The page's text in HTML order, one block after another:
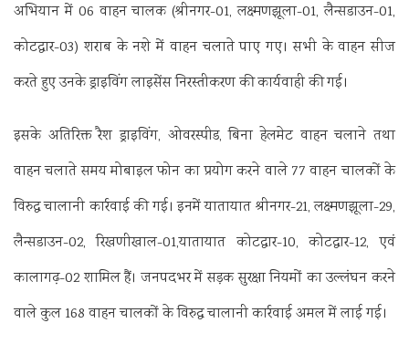
अभियान में 06 वाहन चालक (श्रीनगर-01, लक्ष्मणझूला-01, लैन्सडाउन-01,
कोटद्वार-03) शराब के नशे में वाहन चलाते पाए गए। सभी के वाहन सीज
करते हुए उनके ड्राइविंग लाइसेंस निरस्तीकरण की कार्यवाही की गई।
इसके अतिरिक्त रैश ड्राइविंग, ओवरस्पीड, बिना हेलमेट वाहन चलाने तथा
वाहन चलाते समय मोबाइल फोन का प्रयोग करने वाले 77 वाहन चालकों के
विरुद्ध चालानी कार्रवाई की गई। इनमें यातायात श्रीनगर-21, लक्ष्मणझूला-29,
लैन्सडाउन-02, रिखणीखाल-01,यातायात कोटद्वार-10, कोटद्वार-12, एवं
कालागढ़-02 शामिल हैं। जनपदभर में सड़क सुरक्षा नियमों का उल्लंघन करने
वाले कुल 168 वाहन चालकों के विरुद्ध चालानी कार्रवाई अमल में लाई गई।